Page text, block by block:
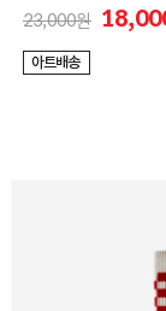
23,000